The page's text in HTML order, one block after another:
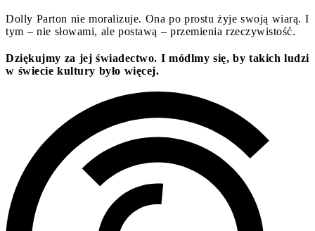
Dolly Parton nie moralizuje. Ona po prostu żyje swoją wiarą. I
tym – nie słowami, ale postawą – przemienia rzeczywistość.
Dziękujmy za jej świadectwo. I módlmy się, by takich ludzi
w świecie kultury było więcej.